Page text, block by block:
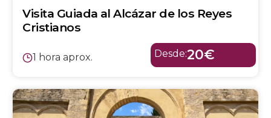
Visita Guiada al Alcázar de los Reyes
Cristianos
1 hora aprox. Desde:20€